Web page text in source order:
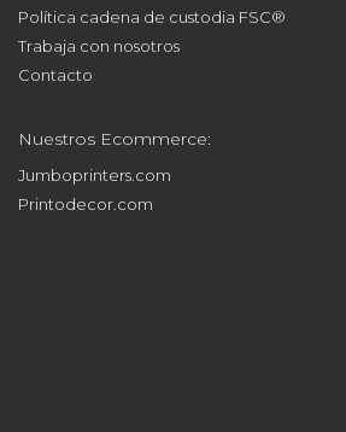
Política cadena de custodia FSC®
Trabaja con nosotros
Contacto
Nuestros Ecommerce:
Jumboprinters.com
Printodecor.com